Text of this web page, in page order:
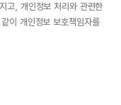
고, 개인정보 처리와 관련한
이 개인정보 보호책임자를